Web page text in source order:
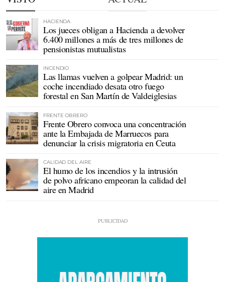
HACIENDA
Los jueces obligan a Hacienda a devolver
6.400 millones a más de tres millones de
pensionistas mutualistas
INCENDIO
Las llamas vuelven a golpear Madrid: un
coche incendiado desata otro fuego
forestal en San Martín de Valdeiglesias
FRENTE OBRERO
Frente Obrero convoca una concentración
ante la Embajada de Marruecos para
denunciar la crisis migratoria en Ceuta
CALIDAD DEL AIRE
El humo de los incendios y la intrusión
de polvo africano empeoran la calidad del
aire en Madrid